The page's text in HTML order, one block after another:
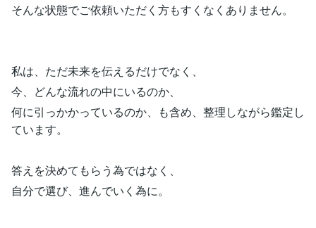
そんな状態でご依頼いただく方もすくなくありません。
私は、ただ未来を伝えるだけでなく、
今、どんな流れの中にいるのか、
何に引っかかっているのか、も含め、整理しながら鑑定し
ています。
答えを決めてもらう為ではなく、
自分で選び、進んでいく為に。